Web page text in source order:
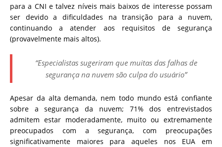
para a CNI e talvez níveis mais baixos de interesse possam
ser devido a dificuldades na transição para a nuvem,
continuando a atender aos requisitos de segurança
(provavelmente mais altos).
“Especialistas sugeriram que muitas das falhas de
segurança na nuvem são culpa do usuário”
Apesar da alta demanda, nem todo mundo está confiante
sobre a segurança da nuvem; 71% dos entrevistados
admitem estar moderadamente, muito ou extremamente
preocupados com a segurança, com preocupações
significativamente maiores para aqueles nos EUA em